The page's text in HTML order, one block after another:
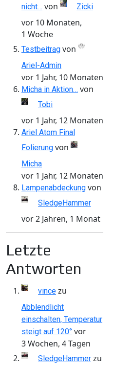
nicht… von Zicki
vor 10 Monaten,
1 Woche
Testbeitrag von
Ariel-Admin
vor 1 Jahr, 10 Monaten
Micha in Aktion… von
Tobi
vor 1 Jahr, 12 Monaten
Ariel Atom Final
Folierung von
Micha
vor 1 Jahr, 12 Monaten
Lampenabdeckung von
SledgeHammer
vor 2 Jahren, 1 Monat
Letzte
Antworten
vince zu
Abblendlicht
einschalten, Temperatur
steigt auf 120° vor
3 Wochen, 4 Tagen
SledgeHammer zu